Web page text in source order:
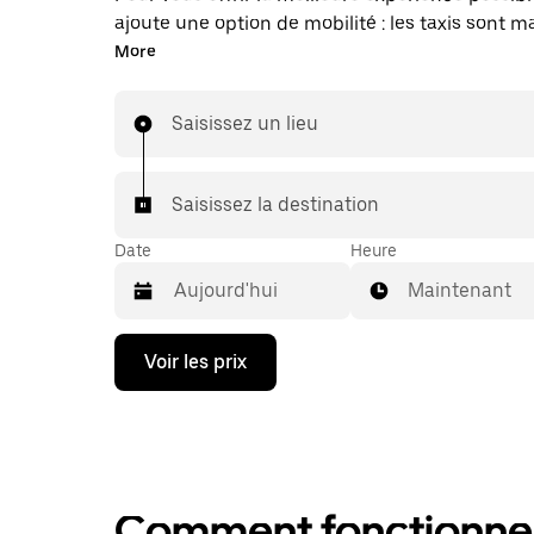
ajoute une option de mobilité : les taxis sont
disponibles dans l'application. Uber Taxi : un
More
Saisissez un lieu
Saisissez la destination
Date
Appuyez
la
ouvrir
Heure
Maintenant
Voir les prix